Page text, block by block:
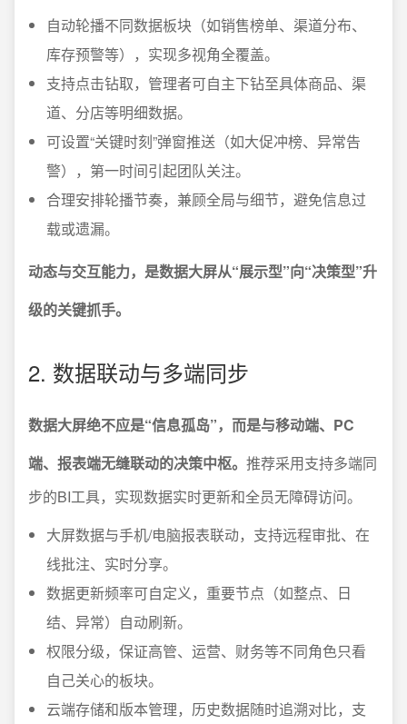
自动轮播不同数据板块（如销售榜单、渠道分布、
库存预警等），实现多视角全覆盖。
支持点击钻取，管理者可自主下钻至具体商品、渠
道、分店等明细数据。
可设置“关键时刻”弹窗推送（如大促冲榜、异常告
警），第一时间引起团队关注。
合理安排轮播节奏，兼顾全局与细节，避免信息过
载或遗漏。
动态与交互能力，是数据大屏从“展示型”向“决策型”升
级的关键抓手。
2. 数据联动与多端同步
数据大屏绝不应是“信息孤岛”，而是与移动端、PC
端、报表端无缝联动的决策中枢。 推荐采用支持多端同
步的BI工具，实现数据实时更新和全员无障碍访问。
大屏数据与手机/电脑报表联动，支持远程审批、在
线批注、实时分享。
数据更新频率可自定义，重要节点（如整点、日
结、异常）自动刷新。
权限分级，保证高管、运营、财务等不同角色只看
自己关心的板块。
云端存储和版本管理，历史数据随时追溯对比，支